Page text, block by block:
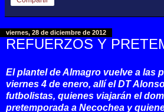
viernes, 28 de diciembre de 2012
REFUERZOS Y
El plantel de Almagro vuelve a las
viernes 4 de enero, allí el DT
futbolistas, quienes viajarán el
pretemporada a Necochea y